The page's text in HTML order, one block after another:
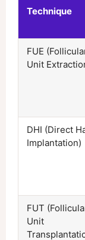
Technique
FUE
Unit
DHI (Direct
Implantation)
FUT
Unit